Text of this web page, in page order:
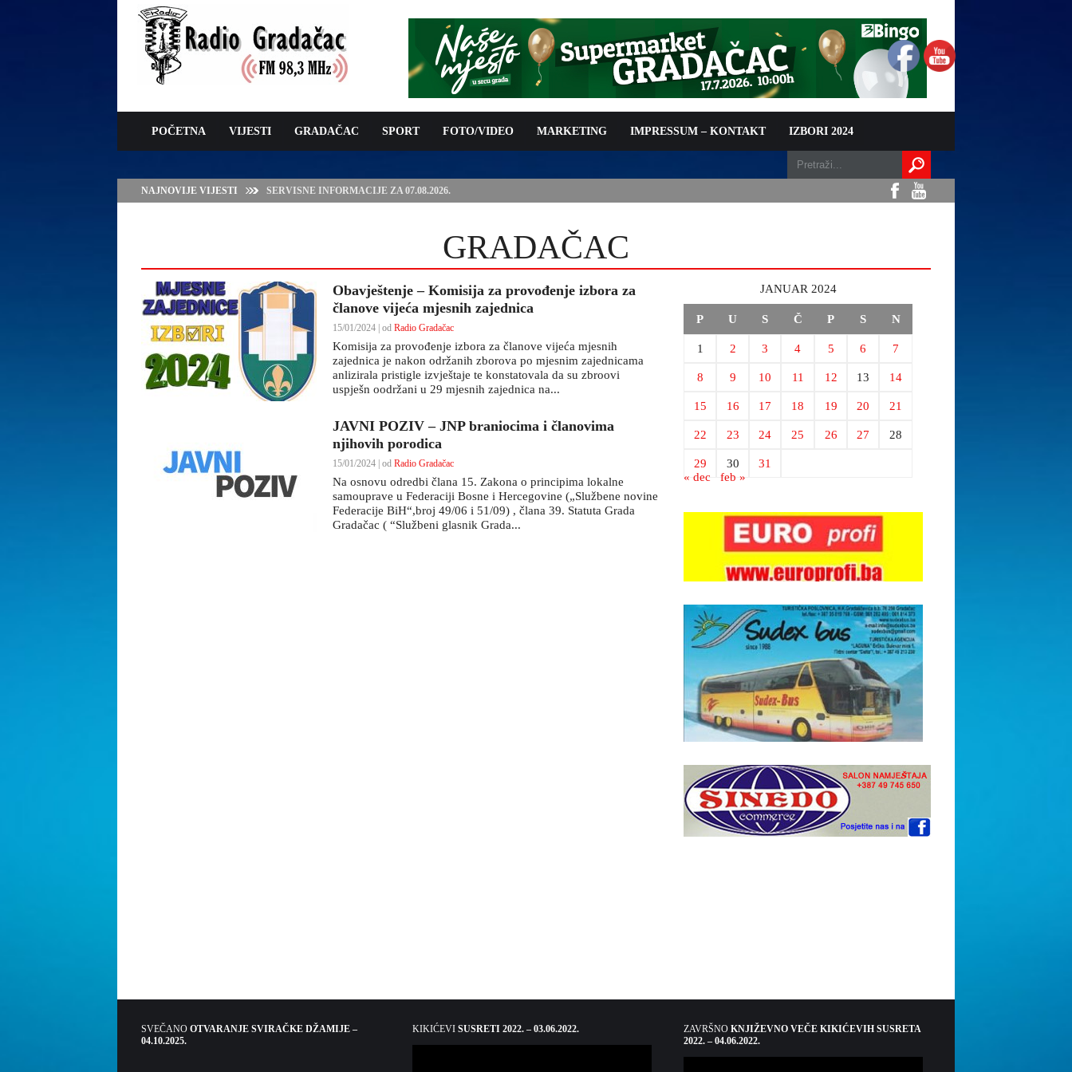
POČETNA VIJESTI GRADAČAC SPORT FOTO/VIDEO MARKETING IMPRESSUM – KONTAKT IZBORI 2024
NAJNOVIJE VIJESTI
VLADA TK – POTPISAN UGOVOR: 6,9 MILIONA KM ZA VODOSNABDIJEVANJE
GRADAČCA
GRADAČAC
Obavještenje – Komisija za provođenje izbora za
članove vijeća mjesnih zajednica
15/01/2024 | od Radio Gradačac
Komisija za provođenje izbora za članove vijeća mjesnih
zajednica je nakon održanih zborova po mjesnim zajednicama
anlizirala pristigle izvještaje te konstatovala da su zbroovi
uspješn oodržani u 29 mjesnih zajednica na...
JAVNI POZIV – JNP braniocima i članovima
njihovih porodica
15/01/2024 | od Radio Gradačac
Na osnovu odredbi člana 15. Zakona o principima lokalne
samouprave u Federaciji Bosne i Hercegovine („Službene novine
Federacije BiH“,broj 49/06 i 51/09) , člana 39. Statuta Grada
Gradačac ( “Službeni glasnik Grada...
JANUAR 2024
P U S Č P S N
1 2 3 4 5 6 7
8 9 10 11 12 13 14
15 16 17 18 19 20 21
22 23 24 25 26 27 28
29 30
31
« dec
feb »
SVEČANO OTVARANJE SVIRAČKE DŽAMIJE –
04.10.2025.
KIKIĆEVI SUSRETI 2022. – 03.06.2022. ZAVRŠNO KNJIŽEVNO VEČE KIKIĆEVIH SUSRETA
2022. – 04.06.2022.